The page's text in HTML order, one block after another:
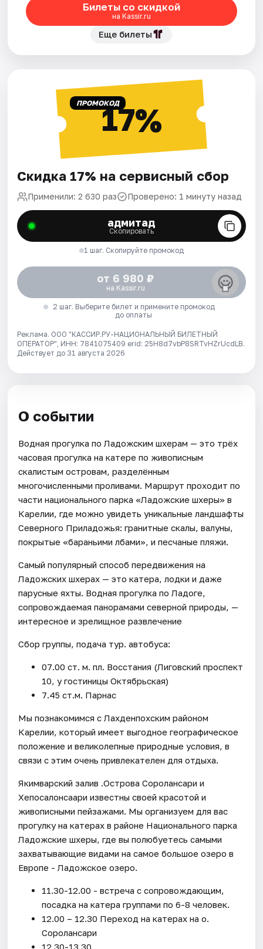
Билеты со скидкой
на Kassir.ru
Еще билеты
ПРОМОКОД17%
Скидка 17% на сервисный сбор
Применили: 2 630 раз Проверено: 1 минуту назад
адмитад
Скопировать
1 шаг. Скопируйте промокод
от 6 980 ₽
на Kassir.ru
2 шаг. Выберите билет и примените промокод
до оплаты
Реклама. ООО "КАССИР.РУ-НАЦИОНАЛЬНЫЙ БИЛЕТНЫЙ
ОПЕРАТОР", ИНН: 7841075409 erid: 25H8d7vbP8SRTvHZrUcdLB.
Действует до 31 августа 2026
О событии
Водная прогулка по Ладожским шхерам — это трёх
часовая прогулка на катере по живописным
скалистым островам, разделённым
многочисленными проливами. Маршрут проходит по
части национального парка «Ладожские шхеры» в
Карелии, где можно увидеть уникальные ландшафты
Северного Приладожья: гранитные скалы, валуны,
покрытые «бараньими лбами», и песчаные пляжи.
Самый популярный способ передвижения на
Ладожских шхерах — это катера, лодки и даже
парусные яхты. Водная прогулка по Ладоге,
сопровождаемая панорамами северной природы, —
интересное и зрелищное развлечение
Сбор группы, подача тур. автобуса:
07.00 ст. м. пл. Восстания (Лиговский проспект
10, у гостиницы Октябрьская)
7.45 ст.м. Парнас
Мы познакомимся с Лахденпохским районом
Карелии, который имеет выгодное географическое
положение и великолепные природные условия, в
связи с этим очень привлекателен для отдыха.
Якимварский залив .Острова Соролансари и
Хепосалонсаари известны своей красотой и
живописными пейзажами. Мы организуем для вас
прогулку на катерах в районе Национального парка
Ладожские шхеры, где вы полюбуетесь самыми
захватывающие видами на самое большое озеро в
Европе - Ладожское озеро.
11.30-12.00 - встреча с сопровождающим,
посадка на катера группами по 6-8 человек.
12.00 – 12.30 Переход на катерах на о.
Соролансари
12.30-13.30